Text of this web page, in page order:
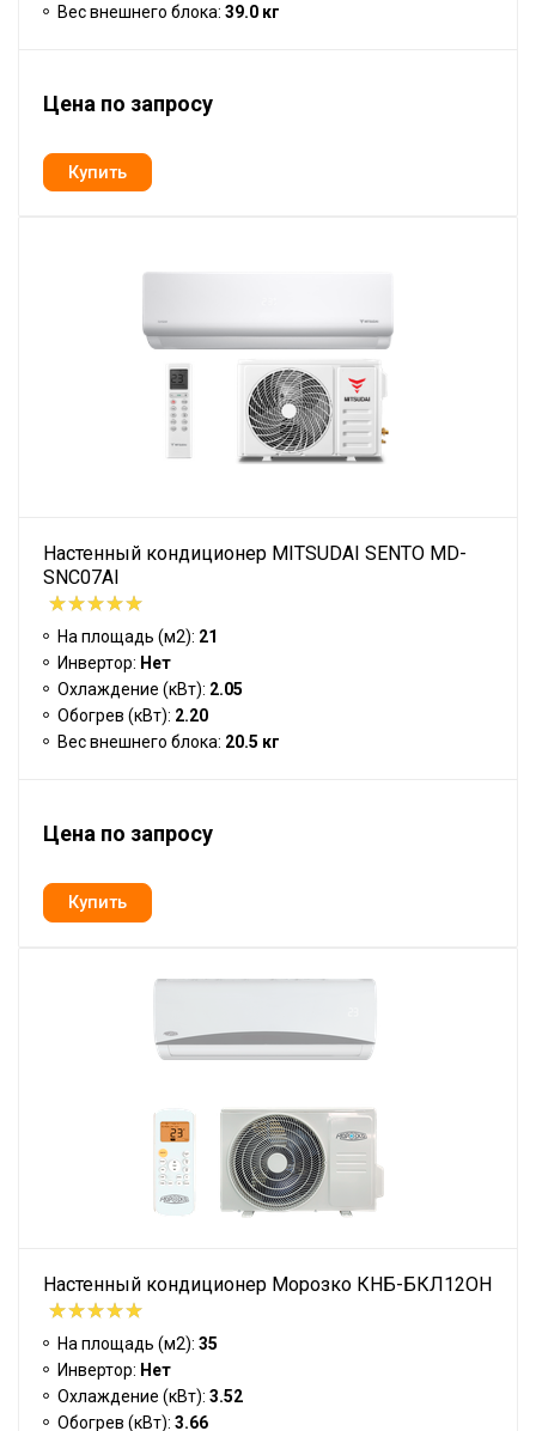
Вес внешнего блока: 39.0 кг
Цена по запросу
Настенный кондиционер MITSUDAI SENTO MD-
SNC07AI
На площадь (м2): 21
Инвертор: Нет
Охлаждение (кВт): 2.05
Обогрев (кВт): 2.20
Вес внешнего блока: 20.5 кг
Цена по запросу
Настенный кондиционер Морозко КНБ-БКЛ12ОН
На площадь (м2): 35
Инвертор: Нет
Охлаждение (кВт): 3.52
Обогрев (кВт): 3.66